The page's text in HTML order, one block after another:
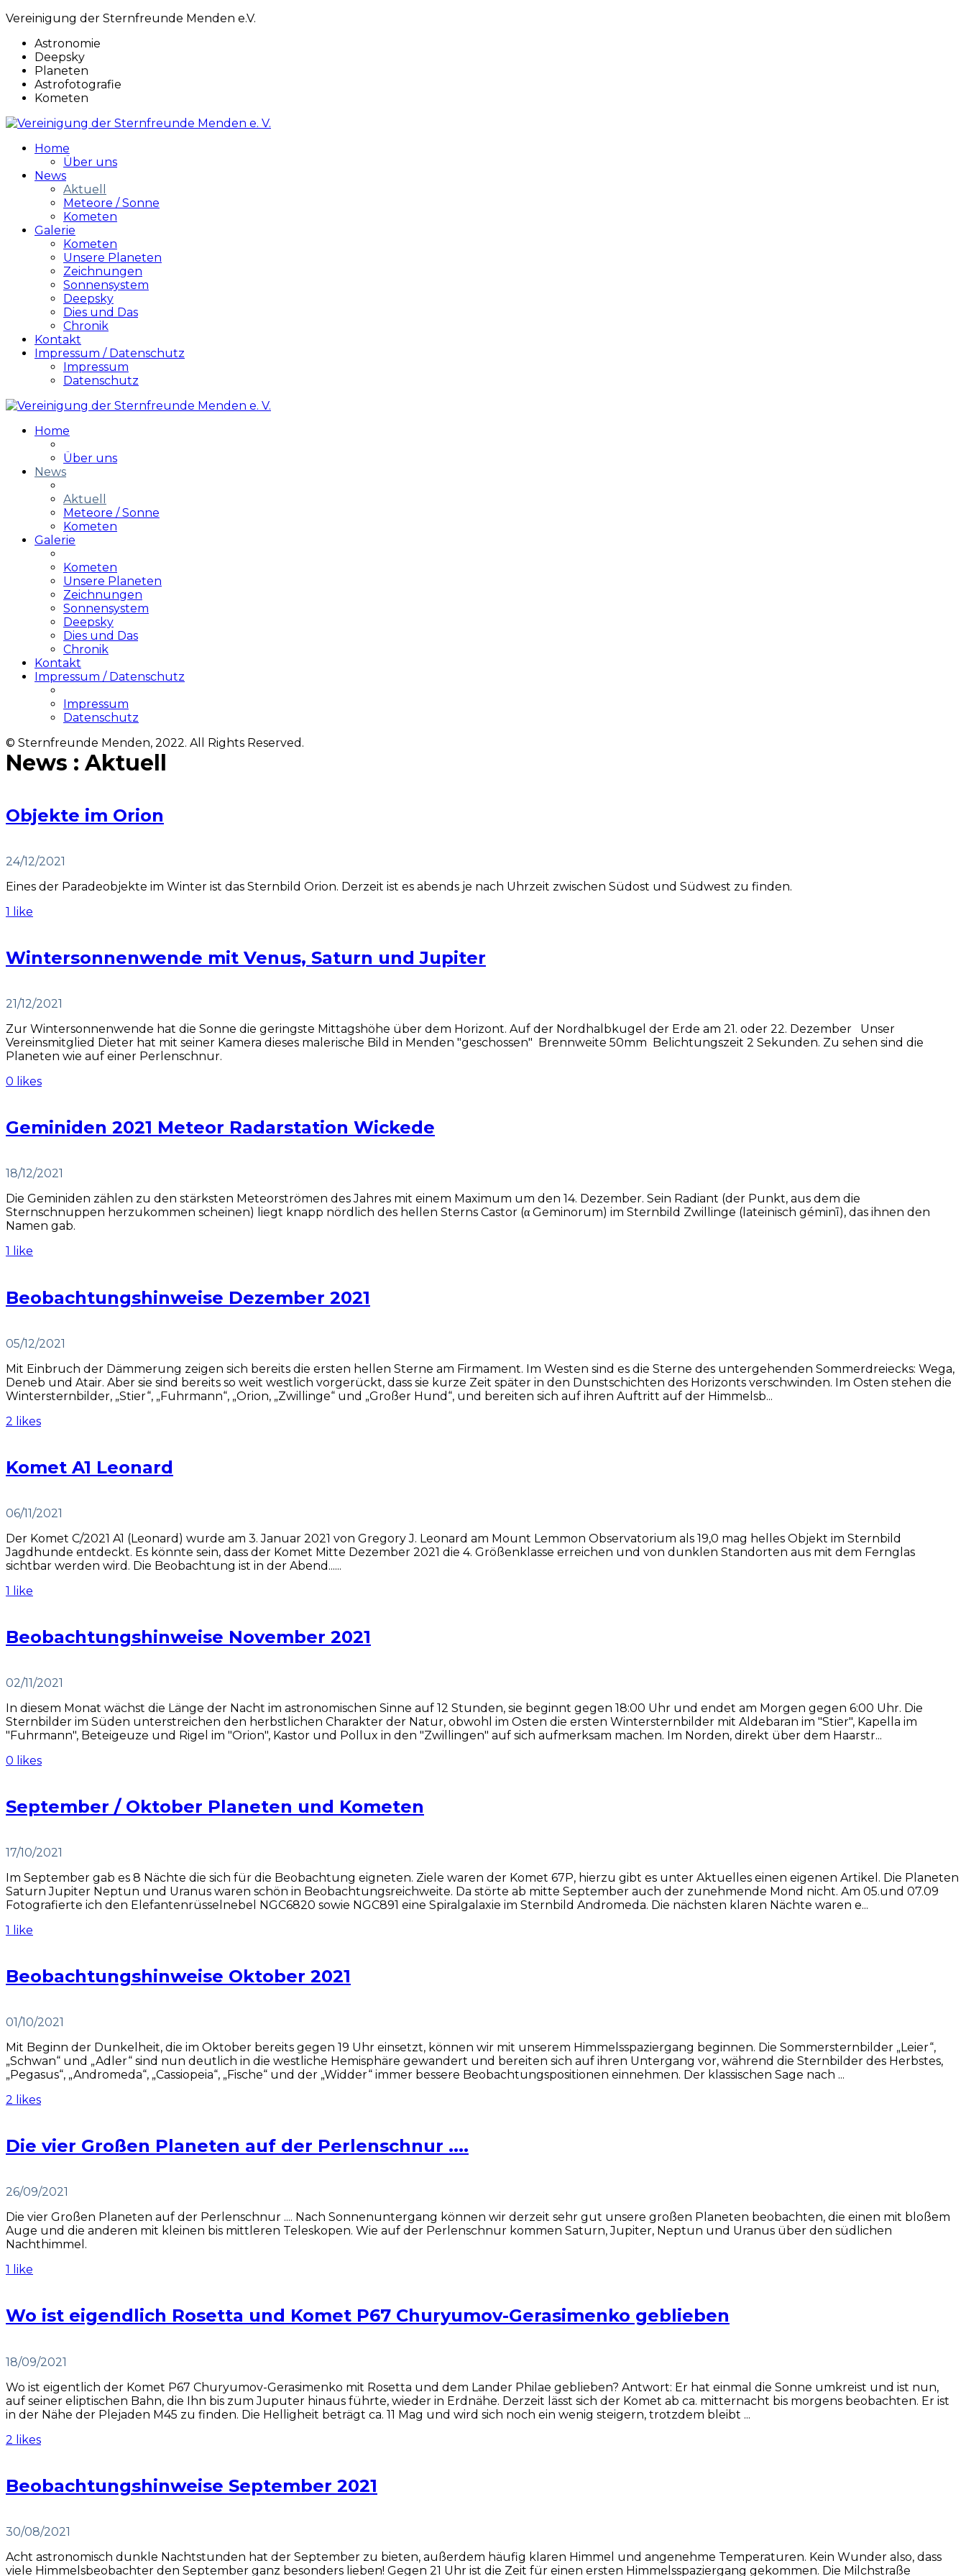
Vereinigung der Sternfreunde Menden e.V.
Astronomie
Deepsky
Planeten
Astrofotografie
Kometen
Home
Über uns
News
Aktuell
Meteore / Sonne
Kometen
Galerie
Kometen
Unsere Planeten
Zeichnungen
Sonnensystem
Deepsky
Dies und Das
Chronik
Kontakt
Impressum / Datenschutz
Impressum
Datenschutz
Home
Über uns
News
Aktuell
Meteore / Sonne
Kometen
Galerie
Kometen
Unsere Planeten
Zeichnungen
Sonnensystem
Deepsky
Dies und Das
Chronik
Kontakt
Impressum / Datenschutz
Impressum
Datenschutz
© Sternfreunde Menden, 2022. All Rights Reserved.
News : Aktuell
Objekte im Orion
24/12/2021
Eines der Paradeobjekte im Winter ist das Sternbild Orion. Derzeit ist es abends je nach Uhrzeit zwischen Südost und Südwest zu finden.
1 like
Wintersonnenwende mit Venus, Saturn und Jupiter
21/12/2021
Zur Wintersonnenwende hat die Sonne die geringste Mittagshöhe über dem Horizont. Auf der Nordhalbkugel der Erde am 21. oder 22. Dezember Unser
Vereinsmitglied Dieter hat mit seiner Kamera dieses malerische Bild in Menden "geschossen" Brennweite 50mm Belichtungszeit 2 Sekunden. Zu sehen sind die
Planeten wie auf einer Perlenschnur.
0 likes
Geminiden 2021 Meteor Radarstation Wickede
18/12/2021
Die Geminiden zählen zu den stärksten Meteorströmen des Jahres mit einem Maximum um den 14. Dezember. Sein Radiant (der Punkt, aus dem die
Sternschnuppen herzukommen scheinen) liegt knapp nördlich des hellen Sterns Castor (α Geminorum) im Sternbild Zwillinge (lateinisch géminī), das ihnen den
Namen gab.
1 like
Beobachtungshinweise Dezember 2021
05/12/2021
Mit Einbruch der Dämmerung zeigen sich bereits die ersten hellen Sterne am Firmament. Im Westen sind es die Sterne des untergehenden Sommerdreiecks: Wega,
Deneb und Atair. Aber sie sind bereits so weit westlich vorgerückt, dass sie kurze Zeit später in den Dunstschichten des Horizonts verschwinden. Im Osten stehen die
Wintersternbilder, „Stier“, „Fuhrmann“, „Orion, „Zwillinge“ und „Großer Hund“, und bereiten sich auf ihren Auftritt auf der Himmelsb...
2 likes
Komet A1 Leonard
06/11/2021
Der Komet C/2021 A1 (Leonard) wurde am 3. Januar 2021 von Gregory J. Leonard am Mount Lemmon Observatorium als 19,0 mag helles Objekt im Sternbild
Jagdhunde entdeckt. Es könnte sein, dass der Komet Mitte Dezember 2021 die 4. Größenklasse erreichen und von dunklen Standorten aus mit dem Fernglas
sichtbar werden wird. Die Beobachtung ist in der Abend......
1 like
Beobachtungshinweise November 2021
02/11/2021
In diesem Monat wächst die Länge der Nacht im astronomischen Sinne auf 12 Stunden, sie beginnt gegen 18:00 Uhr und endet am Morgen gegen 6:00 Uhr. Die
Sternbilder im Süden unterstreichen den herbstlichen Charakter der Natur, obwohl im Osten die ersten Wintersternbilder mit Aldebaran im "Stier", Kapella im
"Fuhrmann", Beteigeuze und Rigel im "Orion", Kastor und Pollux in den "Zwillingen" auf sich aufmerksam machen. Im Norden, direkt über dem Haarstr...
0 likes
September / Oktober Planeten und Kometen
17/10/2021
Im September gab es 8 Nächte die sich für die Beobachtung eigneten. Ziele waren der Komet 67P, hierzu gibt es unter Aktuelles einen eigenen Artikel. Die Planeten
Saturn Jupiter Neptun und Uranus waren schön in Beobachtungsreichweite. Da störte ab mitte September auch der zunehmende Mond nicht. Am 05.und 07.09
Fotografierte ich den Elefantenrüsselnebel NGC6820 sowie NGC891 eine Spiralgalaxie im Sternbild Andromeda. Die nächsten klaren Nächte waren e...
1 like
Beobachtungshinweise Oktober 2021
01/10/2021
Mit Beginn der Dunkelheit, die im Oktober bereits gegen 19 Uhr einsetzt, können wir mit unserem Himmelsspaziergang beginnen. Die Sommersternbilder „Leier“,
„Schwan“ und „Adler“ sind nun deutlich in die westliche Hemisphäre gewandert und bereiten sich auf ihren Untergang vor, während die Sternbilder des Herbstes,
„Pegasus“, „Andromeda“, „Cassiopeia“, „Fische“ und der „Widder“ immer bessere Beobachtungspositionen einnehmen. Der klassischen Sage nach ...
2 likes
Die vier Großen Planeten auf der Perlenschnur ....
26/09/2021
Die vier Großen Planeten auf der Perlenschnur .... Nach Sonnenuntergang können wir derzeit sehr gut unsere großen Planeten beobachten, die einen mit bloßem
Auge und die anderen mit kleinen bis mittleren Teleskopen. Wie auf der Perlenschnur kommen Saturn, Jupiter, Neptun und Uranus über den südlichen
Nachthimmel.
1 like
Wo ist eigendlich Rosetta und Komet P67 Churyumov-Gerasimenko geblieben
18/09/2021
Wo ist eigentlich der Komet P67 Churyumov-Gerasimenko mit Rosetta und dem Lander Philae geblieben? Antwort: Er hat einmal die Sonne umkreist und ist nun,
auf seiner eliptischen Bahn, die Ihn bis zum Juputer hinaus führte, wieder in Erdnähe. Derzeit lässt sich der Komet ab ca. mitternacht bis morgens beobachten. Er ist
in der Nähe der Plejaden M45 zu finden. Die Helligheit beträgt ca. 11 Mag und wird sich noch ein wenig steigern, trotzdem bleibt ...
2 likes
Beobachtungshinweise September 2021
30/08/2021
Acht astronomisch dunkle Nachtstunden hat der September zu bieten, außerdem häufig klaren Himmel und angenehme Temperaturen. Kein Wunder also, dass
viele Himmelsbeobachter den September ganz besonders lieben! Gegen 21 Uhr ist die Zeit für einen ersten Himmelsspaziergang gekommen. Die Milchstraße